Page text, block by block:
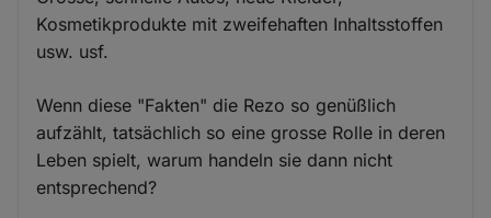
Kosmetikprodukte mit zweifehaften Inhaltsstoffen
usw. usf.
Wenn diese "Fakten" die Rezo so genüßlich
aufzählt, tatsächlich so eine grosse Rolle in deren
Leben spielt, warum handeln sie dann nicht
entsprechend?